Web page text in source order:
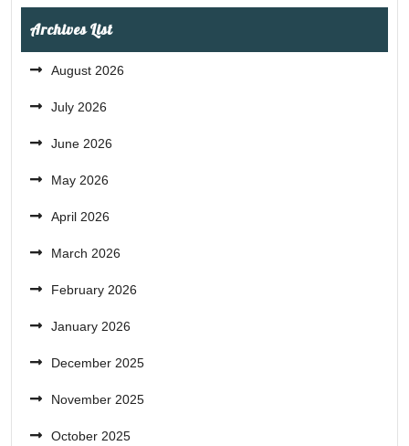
Archives List
August 2026
July 2026
June 2026
May 2026
April 2026
March 2026
February 2026
January 2026
December 2025
November 2025
October 2025